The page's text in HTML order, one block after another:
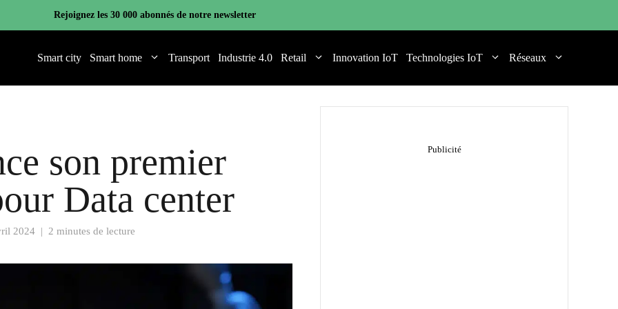
Rejoignez les 30 000 abonnés de notre newsletter
Smart city Smart home Transport Industrie 4.0 Retail Innovation IoT Technologies IoT Réseaux
son premier
Data center
2024 | 2 minutes de lecture